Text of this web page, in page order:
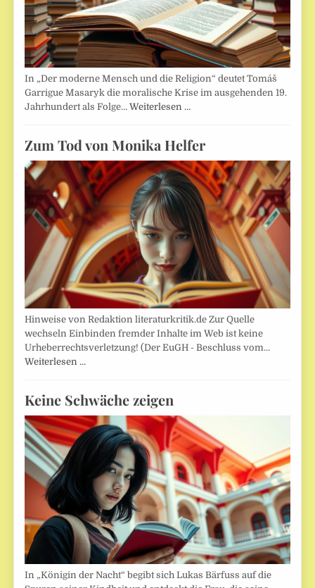
In „Der moderne Mensch und die Religion“ deutet Tomáš
Garrigue Masaryk die moralische Krise im ausgehenden 19.
Jahrhundert als Folge…Weiterlesen …
Zum Tod von Monika Helfer
Hinweise von Redaktion literaturkritik.de Zur Quelle
wechseln Einbinden fremder Inhalte im Web ist keine
Urheberrechtsverletzung! (Der EuGH - Beschluss vom…
Weiterlesen …
Keine Schwäche zeigen
In „Königin der Nacht“ begibt sich Lukas Bärfuss auf die